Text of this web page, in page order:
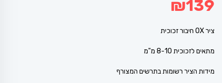
₪139
ציר OX חיבור זכוכית
מתאים לזכוכית 8-10 מ"מ
מידות הציר רשומות בתרשים המצורף